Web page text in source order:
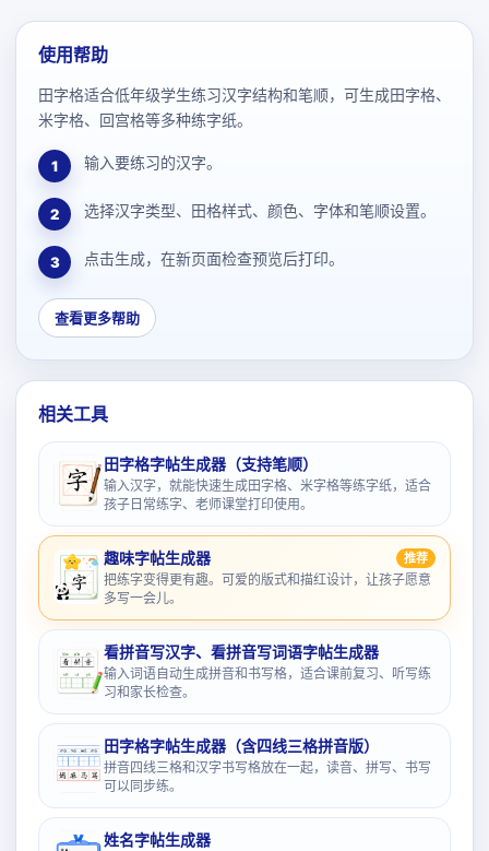
使用帮助
田字格适合低年级学生练习汉字结构和笔顺，可生成田字格、
米字格、回宫格等多种练字纸。
1 输入要练习的汉字。
2 选择汉字类型、田格样式、颜色、字体和笔顺设置。
3 点击生成，在新页面检查预览后打印。
查看更多帮助
相关工具
田字格字帖生成器（支持笔顺）
输入汉字，就能快速生成田字格、米字格等练字纸，适合
孩子日常练字、老师课堂打印使用。
趣味字帖生成器 推荐
把练字变得更有趣。可爱的版式和描红设计，让孩子愿意
多写一会儿。
看拼音写汉字、看拼音写词语字帖生成器
输入词语自动生成拼音和书写格，适合课前复习、听写练
习和家长检查。
田字格字帖生成器（含四线三格拼音版）
拼音四线三格和汉字书写格放在一起，读音、拼写、书写
可以同步练。
姓名字帖生成器